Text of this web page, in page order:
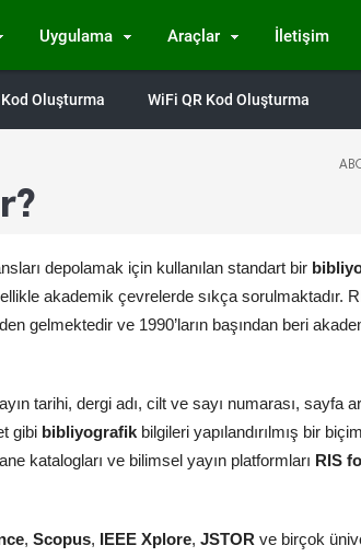
Uygulama Araçlar İletişim
Kod Oluşturma WiFi QR Kod Oluşturma
depolamak için kullanılan standart bir
akademik çevrelerde sıkça sorulmaktadır.
gelmektedir ve 1990’ların başından beri
tarihi, dergi adı, cilt ve sayı numarası, sayfa
gibi bibliyografik bilgileri yapılandırılmış bir
katalogları ve bilimsel yayın platformları RIS
, Scopus, IEEE Xplore, JSTOR ve birçok